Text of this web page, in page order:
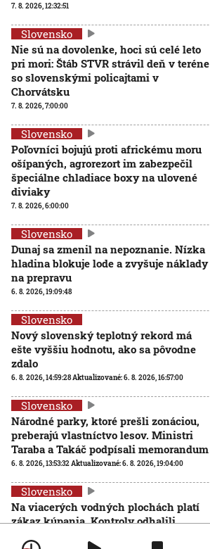
7. 8. 2026, 12:32:51
Slovensko
Nie sú na dovolenke, hoci sú celé leto
pri mori: Štáb STVR strávil deň v teréne
so slovenskými policajtami v
Chorvátsku
7. 8. 2026, 7:00:00
Slovensko
Poľovníci bojujú proti africkému moru
ošípaných, agrorezort im zabezpečil
špeciálne chladiace boxy na ulovené
diviaky
7. 8. 2026, 6:00:00
Slovensko
Dunaj sa zmenil na nepoznanie. Nízka
hladina blokuje lode a zvyšuje náklady
na prepravu
6. 8. 2026, 19:09:48
Slovensko
Nový slovenský teplotný rekord má
ešte vyššiu hodnotu, ako sa pôvodne
zdalo
6. 8. 2026, 14:59:28 Aktualizované:6. 8. 2026, 16:57:00
Slovensko
Národné parky, ktoré prešli zonáciou,
preberajú vlastníctvo lesov. Ministri
Taraba a Takáč podpísali memorandum
6. 8. 2026, 13:53:32 Aktualizované:6. 8. 2026, 19:04:00
Slovensko
Na viacerých vodných plochách platí
zákaz kúpania. Kontroly odhalili